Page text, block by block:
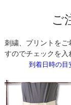
ご
刺繍、プリントをご
すのでチェックを入
到着日時の目